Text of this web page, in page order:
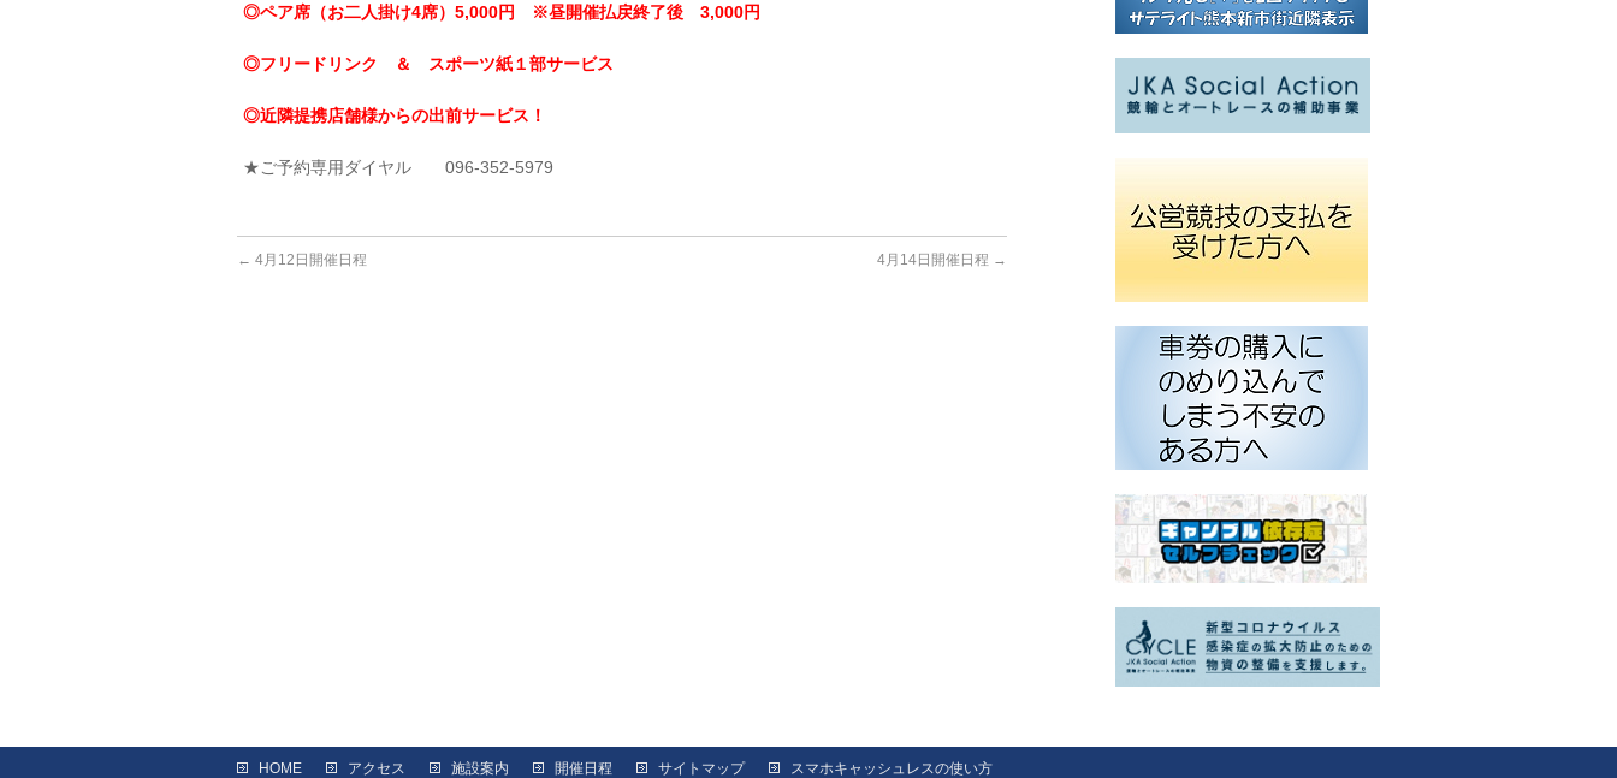
◎ペア席（お二人掛け4席）5,000円 ※昼開催払戻終了後 3,000円
◎フリードリンク ＆ スポーツ紙１部サービス
◎近隣提携店舗様からの出前サービス！
★ご予約専用ダイヤル 096-352-5979
← 4月12日開催日程 4月14日開催日程 →
HOME アクセス 施設案内 開催日程 サイトマップ スマホキャッシュレスの使い方